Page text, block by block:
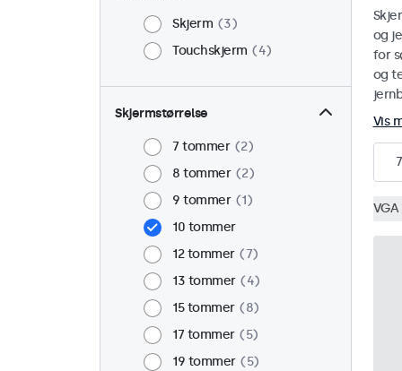
Skjerm
3
Touchskjerm
4
Skjermstørrelse
7 tommer
2
8 tommer
2
9 tommer
1
10 tommer
12 tommer
7
13 tommer
4
15 tommer
8
17 tommer
5
19 tommer
5
og
for
og
Vis
7
VGA